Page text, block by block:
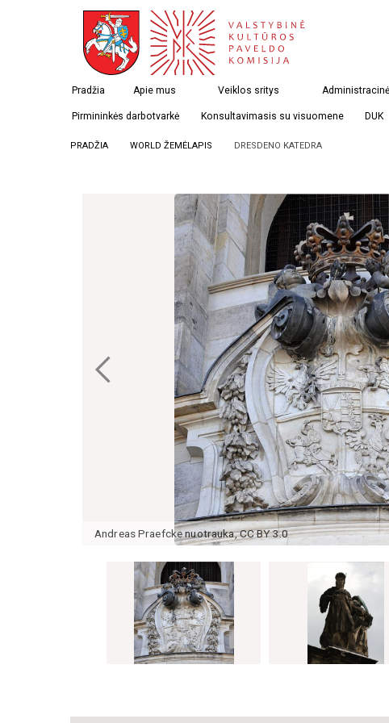
Pradžia Apie mus Veiklos sritys
Pirmininkės darbotvarkė Konsultavimasis su visuomene DUK
PRADŽIA WORLD ŽEMĖLAPIS DRESDENO KATEDRA
Andreas Praefckenuotrauka,CC BY 3.0